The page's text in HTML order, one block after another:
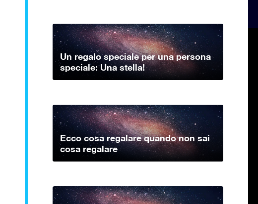
Un regalo speciale per una persona
speciale: Una stella!
Ecco cosa regalare quando non sai
cosa regalare